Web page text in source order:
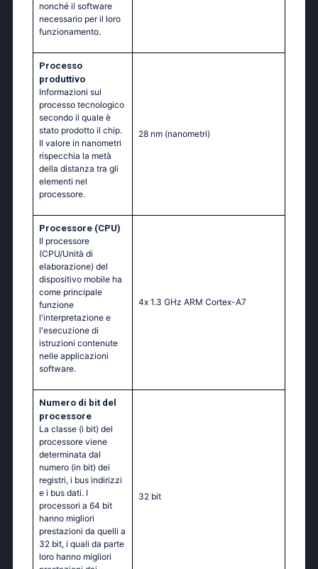
nonché il software
necessario per il loro
funzionamento.
Processo
produttivo
Informazioni sul
processo tecnologico
secondo il quale è
stato prodotto il chip.
Il valore in nanometri
rispecchia la metà
della distanza tra gli
elementi nel
processore.
28 nm (nanometri)
Processore (CPU)
Il processore
(CPU/Unità di
elaborazione) del
dispositivo mobile ha
come principale
funzione
l'interpretazione e
l'esecuzione di
istruzioni contenute
nelle applicazioni
software.
4х 1.3 GНz АRМ Соrtех-А7
Numero di bit del
processore
La classe (i bit) del
processore viene
determinata dal
numero (in bit) dei
registri, i bus indirizzi
e i bus dati. I
processori a 64 bit
hanno migliori
prestazioni da quelli a
32 bit, i quali da parte
loro hanno migliori
32 bit